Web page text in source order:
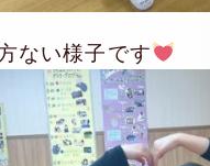
ない様子です